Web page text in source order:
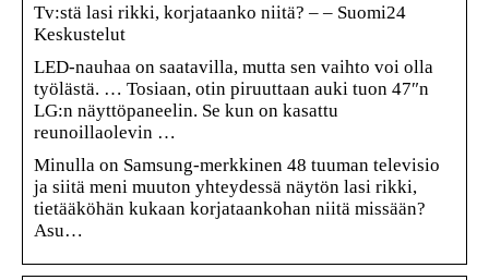
Tv:stä lasi rikki, korjataanko niitä? – – Suomi24
Keskustelut
LED-nauhaa on saatavilla, mutta sen vaihto voi olla
työlästä. … Tosiaan, otin piruuttaan auki tuon 47″n
LG:n näyttöpaneelin. Se kun on kasattu
reunoillaolevin …
Minulla on Samsung-merkkinen 48 tuuman televisio
ja siitä meni muuton yhteydessä näytön lasi rikki,
tietääköhän kukaan korjataankohan niitä missään?
Asu…